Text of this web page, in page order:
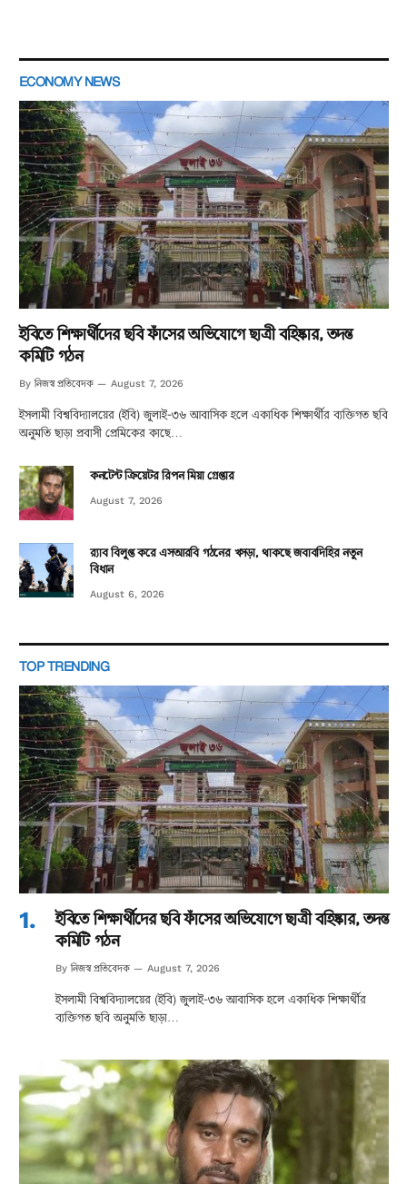
ECONOMY NEWS
ইবিতে শিক্ষার্থীদের ছবি ফাঁসের অভিযোগে ছাত্রী বহিষ্কার, তদন্ত
কমিটি গঠন
By নিজস্ব প্রতিবেদক August 7, 2026
ইসলামী বিশ্ববিদ্যালয়ের (ইবি) জুলাই-৩৬ আবাসিক হলে একাধিক শিক্ষার্থীর ব্যক্তিগত ছবি
অনুমতি ছাড়া প্রবাসী প্রেমিকের কাছে…
কনটেন্ট ক্রিয়েটর রিপন মিয়া গ্রেপ্তার
August 7, 2026
র‌্যাব বিলুপ্ত করে এসআরবি গঠনের খসড়া, থাকছে জবাবদিহির নতুন
বিধান
August 6, 2026
TOP TRENDING
ইবিতে শিক্ষার্থীদের ছবি ফাঁসের অভিযোগে ছাত্রী বহিষ্কার, তদন্ত
কমিটি গঠন
By নিজস্ব প্রতিবেদক August 7, 2026
ইসলামী বিশ্ববিদ্যালয়ের (ইবি) জুলাই-৩৬ আবাসিক হলে একাধিক শিক্ষার্থীর
ব্যক্তিগত ছবি অনুমতি ছাড়া…